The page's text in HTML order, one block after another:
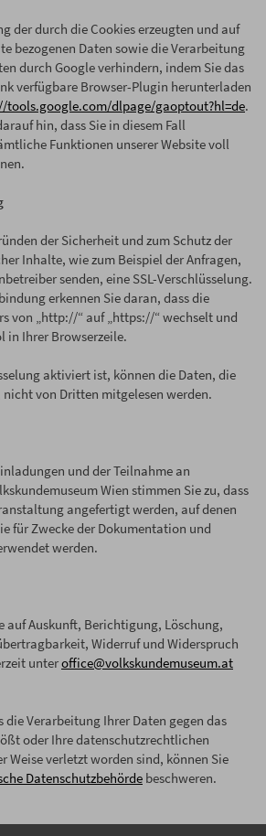
der durch die Cookies erzeugten und auf
bezogenen Daten sowie die Verarbeitung
durch Google verhindern, indem Sie das
verfügbare Browser-Plugin herunterladen
tools.google.com/dlpage/gaoptout?hl=de.
hin, dass Sie in diesem Fall
Funktionen unserer Website voll
der Sicherheit und zum Schutz der
Inhalte, wie zum Beispiel der Anfragen,
senden, eine SSL-Verschlüsselung.
erkennen Sie daran, dass die
von „http://“ auf „https://“ wechselt und
in Ihrer Browserzeile.
aktiviert ist, können die Daten, die
von Dritten mitgelesen werden.
und der Teilnahme an
Wien stimmen Sie zu, dass
angefertigt werden, auf denen
für Zwecke der Dokumentation und
werden.
auf Auskunft, Berichtigung, Löschung,
Widerruf und Widerspruch
unteroffice@volkskundemuseum.at
die Verarbeitung Ihrer Daten gegen das
oder Ihre datenschutzrechtlichen
Weise verletzt worden sind, können Sie
Datenschutzbehörde beschweren.